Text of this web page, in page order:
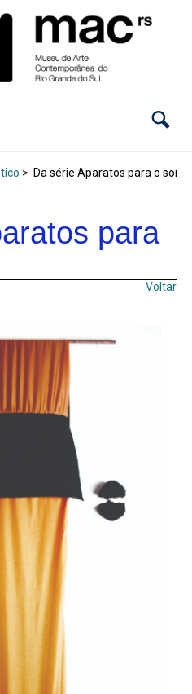
> Da série Aparatos para o sono
para
Voltar